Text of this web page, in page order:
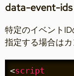
data-event-ids
特定のイベント
指定する場合はカ
<script